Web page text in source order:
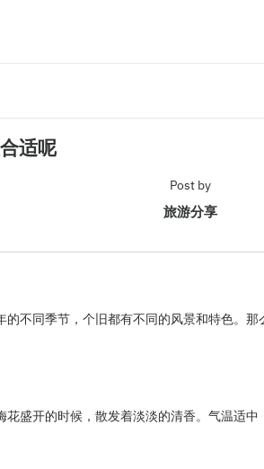
适呢
Post by
旅游分享
不同季节，个旧都有不同的风景和特色。那
盛开的时候，散发着淡淡的清香。气温适中